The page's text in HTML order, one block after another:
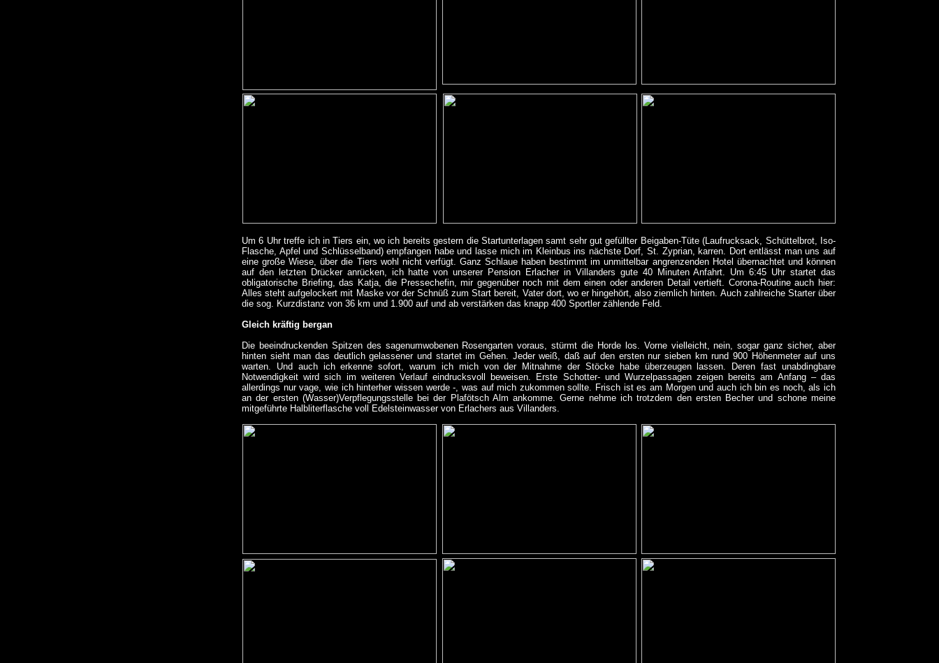
Um 6 Uhr treffe ich in Tiers ein, wo ich bereits gestern die Startunterlagen samt sehr gut gefüllter Beigaben-Tüte (Laufrucksack, Schüttelbrot, Iso-
Flasche, Apfel und Schlüsselband) empfangen habe und lasse mich im Kleinbus ins nächste Dorf, St. Zyprian, karren. Dort entlässt man uns auf
eine große Wiese, über die Tiers wohl nicht verfügt. Ganz Schlaue haben bestimmt im unmittelbar angrenzenden Hotel übernachtet und können
auf den letzten Drücker anrücken, ich hatte von unserer Pension Erlacher in Villanders gute 40 Minuten Anfahrt. Um 6:45 Uhr startet das
obligatorische Briefing, das Katja, die Pressechefin, mir gegenüber noch mit dem einen oder anderen Detail vertieft. Corona-Routine auch hier:
Alles steht aufgelockert mit Maske vor der Schnüß zum Start bereit, Vater dort, wo er hingehört, also ziemlich hinten. Auch zahlreiche Starter über
die sog. Kurzdistanz von 36 km und 1.900 auf und ab verstärken das knapp 400 Sportler zählende Feld.
Gleich kräftig bergan
Die beeindruckenden Spitzen des sagenumwobenen Rosengarten voraus, stürmt die Horde los. Vorne vielleicht, nein, sogar ganz sicher, aber
hinten sieht man das deutlich gelassener und startet im Gehen. Jeder weiß, daß auf den ersten nur sieben km rund 900 Höhenmeter auf uns
warten. Und auch ich erkenne sofort, warum ich mich von der Mitnahme der Stöcke habe überzeugen lassen. Deren fast unabdingbare
Notwendigkeit wird sich im weiteren Verlauf eindrucksvoll beweisen. Erste Schotter- und Wurzelpassagen zeigen bereits am Anfang – das
allerdings nur vage, wie ich hinterher wissen werde -, was auf mich zukommen sollte. Frisch ist es am Morgen und auch ich bin es noch, als ich
an der ersten (Wasser)Verpflegungsstelle bei der Plafötsch Alm ankomme. Gerne nehme ich trotzdem den ersten Becher und schone meine
mitgeführte Halbliterflasche voll Edelsteinwasser von Erlachers aus Villanders.